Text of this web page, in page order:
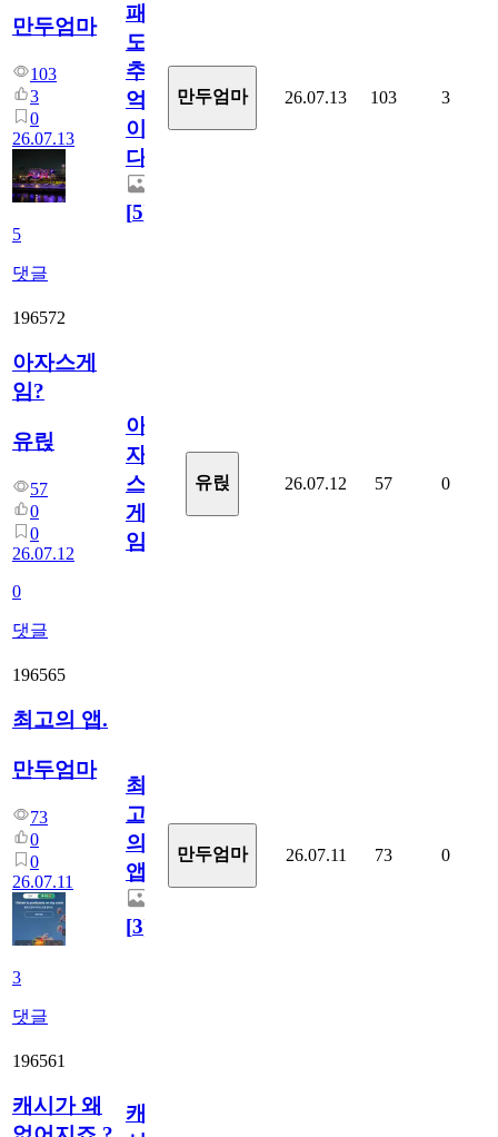
만두엄마
103
3
0
26.07.13
5
댓글
패
도
추
억
이
다.
[5]
만두엄마 26.07.13 103 3
196572
아자스게
임?
유릱
57
0
0
26.07.12
0
댓글
아
자
스
게
임?
유릱 26.07.12 57 0
196565
최고의 앱.
만두엄마
73
0
0
26.07.11
3
댓글
최
고
의
앱.
[3]
만두엄마 26.07.11 73 0
196561
캐시가 왜
캐